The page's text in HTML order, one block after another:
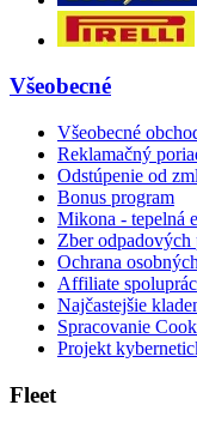
Všeobecné
Všeobecné
Reklamačný
Odstúpenie od
Bonus program
Mikona - tepelná
Zber odpadových
Ochrana
Affiliate
Najčastejšie
Spracovanie
Projekt
Fleet